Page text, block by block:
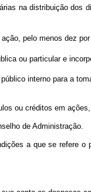
na distribuição
pelo menos dez
ou particular e
interno para a
ou créditos em
de Administração.
a que se refere o